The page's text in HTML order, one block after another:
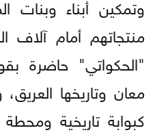
وتمكين أبناء
منتجاتهم أمام آلاف
"الحكواتي" حاضرة
معان وتاريخها
كبوابة تاريخية